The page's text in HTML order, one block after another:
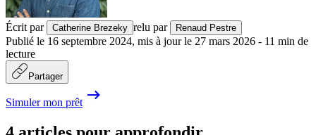
Écrit par Catherine Brezeky relu par Renaud Pestre
Publié le 16 septembre 2024, mis à jour le 27 mars 2026 - 11 min de
lecture
Partager
Simuler mon prêt